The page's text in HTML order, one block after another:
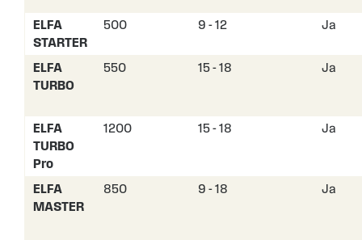
ELFA
STARTER
500 9 - 12 Ja
ELFA
TURBO
550 15 - 18 Ja
ELFA
TURBO
Pro
1200 15 - 18 Ja
ELFA
MASTER
850 9 - 18 Ja